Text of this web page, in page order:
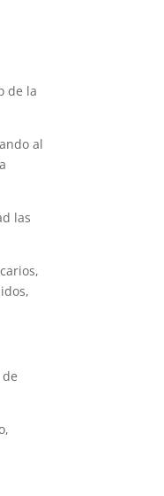
de la
al
las